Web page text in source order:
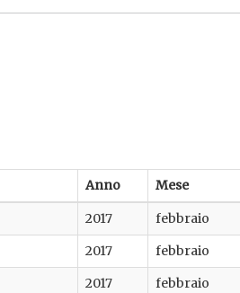
Anno Mese
2017 febbraio
2017 febbraio
2017 febbraio